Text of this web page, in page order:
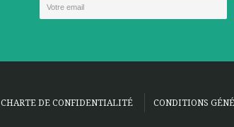
CHARTE DE CONFIDENTIALITÉ CONDITIONS